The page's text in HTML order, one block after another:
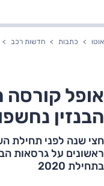
אוטו כתבות חדשות רכב
אופל קורסה
הבנזין
חצי שנה לפני תחילת
ראשונים על גרסאות
בתחילת 2020